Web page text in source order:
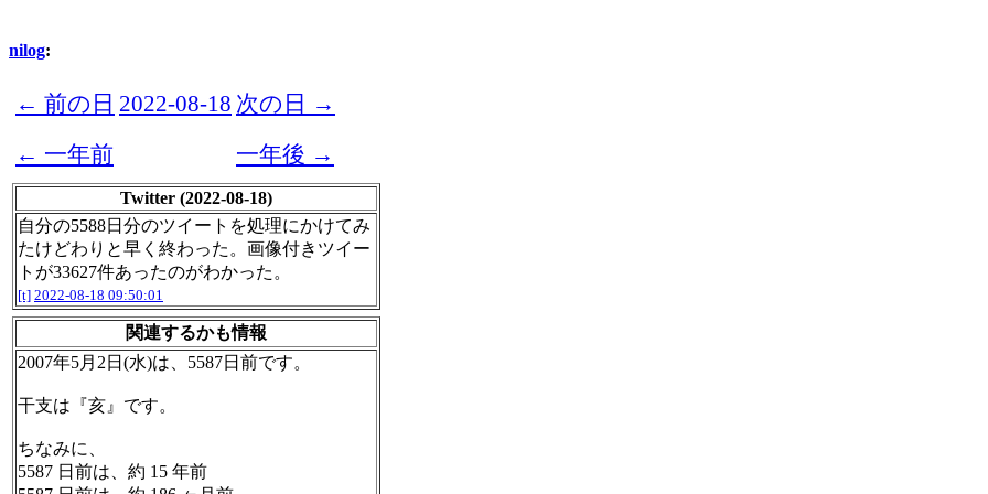
nilog:
← 前の日 2022-08-18 次の日 →
← 一年前
一年後 →
Twitter (2022-08-18)
自分の5588日分のツイートを処理にかけてみ
たけどわりと早く終わった。画像付きツイー
トが33627件あったのがわかった。
[t] 2022-08-18 09:50:01
関連するかも情報
2007年5月2日(水)は、5587日前です。
干支は『亥』です。
ちなみに、
5587 日前は、約 15 年前